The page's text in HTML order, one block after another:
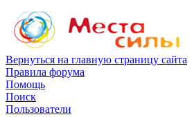
Вернуться на главную страницу сайта
Правила форума
Помощь
Поиск
Пользователи